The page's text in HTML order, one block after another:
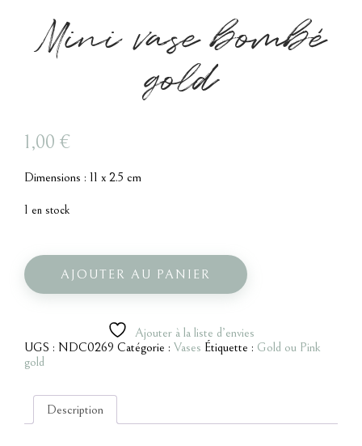
Mini vase bombé
gold
1,00 €
Dimensions : 11 x 2.5 cm
1 en stock
de
Mini
vase
AJOUTER AU PANIER
Ajouter à la liste d’envies
UGS : NDC0269 Catégorie : Vases Étiquette : Gold ou Pink
gold
Description